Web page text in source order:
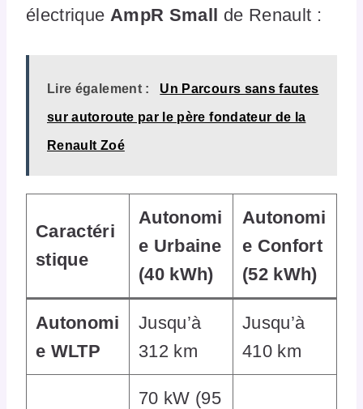
électrique AmpR Small de Renault :
Lire également : Un Parcours sans fautes
sur autoroute par le père fondateur de la
Renault Zoé
Caractéri
stique
Autonomi
e Urbaine
(40 kWh)
Autonomi
e Confort
(52 kWh)
Autonomi
e WLTP
Jusqu’à
312 km
Jusqu’à
410 km
70 kW (95